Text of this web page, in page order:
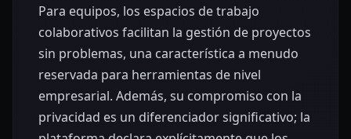
Para equipos, los espacios de trabajo
colaborativos facilitan la gestión de proyectos
sin problemas, una característica a menudo
reservada para herramientas de nivel
empresarial. Además, su compromiso con la
privacidad es un diferenciador significativo; la